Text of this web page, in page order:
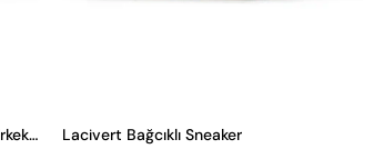
Hakiki Deri ve Süet Karma Tasarım Erkek Sneaker Lacivert Bağcıklı Sneaker